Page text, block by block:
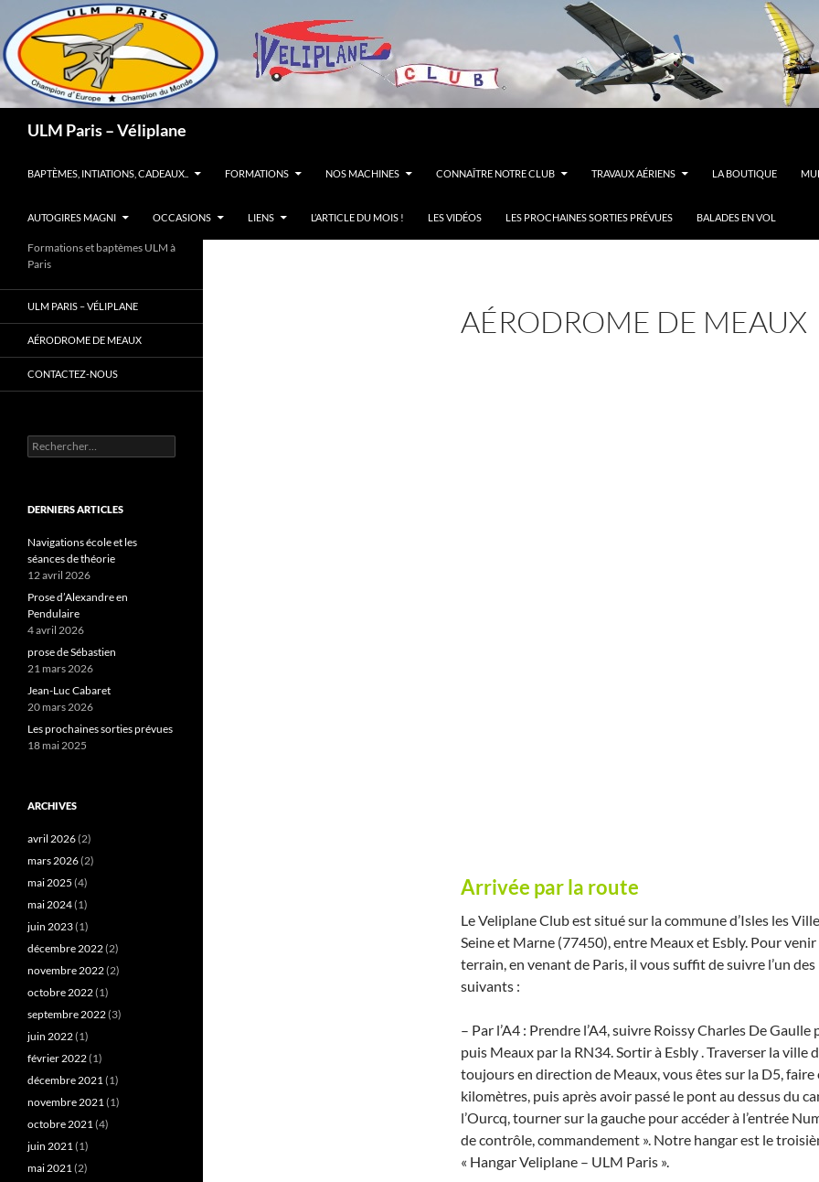
ULM Paris – Véliplane
BAPTÈMES, INTIATIONS, CADEAUX..
FORMATIONS NOS MACHINES CONNAÎTRE NOTRE CLUB TRAVAUX AÉRIENS LA BOUTIQUE
AUTOGIRES MAGNI OCCASIONS LIENS L’ARTICLE DU MOIS ! LES VIDÉOS LES PROCHAINES SORTIES PRÉVUES BALADES EN VOL
AÉRODROME DE MEAUX
Arrivée par la route
Le Veliplane Club est situé sur la commune d’Isles les
Seine et Marne (77450), entre Meaux et Esbly. Pour venir
terrain, en venant de Paris, il vous suffit de suivre l’un
suivants :
– Par l’A4 : Prendre l’A4, suivre Roissy Charles De Gaulle
puis Meaux par la RN34. Sortir à Esbly . Traverser la ville
toujours en direction de Meaux, vous êtes sur la D5,
kilomètres, puis après avoir passé le pont au dessus du
l’Ourcq, tourner sur la gauche pour accéder à l’entrée
de contrôle, commandement ». Notre hangar est le
« Hangar Veliplane – ULM Paris ».
Formations et baptèmes ULM à
Paris
ULM PARIS – VÉLIPLANE
AÉRODROME DE MEAUX
CONTACTEZ-NOUS
Rechercher :
DERNIERS ARTICLES
Navigations école et les
séances de théorie
12 avril 2026
Prose d’Alexandre en
Pendulaire
4 avril 2026
prose de Sébastien
21 mars 2026
Jean-Luc Cabaret
20 mars 2026
Les prochaines sorties prévues
18 mai 2025
ARCHIVES
avril 2026(2)
mars 2026(2)
mai 2025 (4)
mai 2024(1)
juin 2023(1)
décembre 2022(2)
novembre 2022(2)
octobre 2022(1)
septembre 2022(3)
juin 2022(1)
février 2022(1)
décembre 2021(1)
novembre 2021(1)
octobre 2021(4)
juin 2021(1)
mai 2021(2)